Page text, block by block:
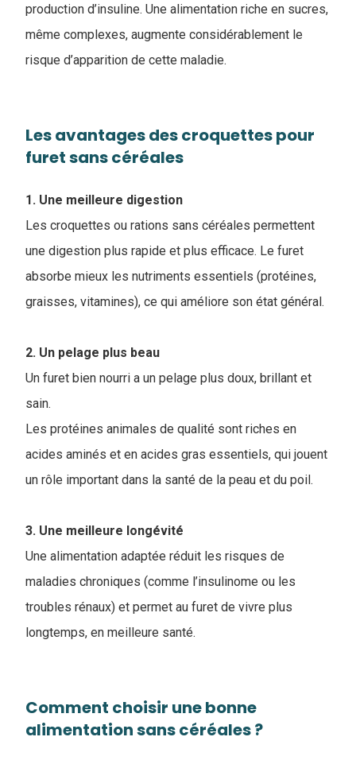
production d’insuline. Une alimentation riche en sucres,
même complexes, augmente considérablement le
risque d’apparition de cette maladie.
Les avantages des ​croquettes pour
furet sans céréales
1. Une meilleure digestion
Les croquettes ou rations sans céréales permettent
une digestion plus rapide et plus efficace. Le furet
absorbe mieux les nutriments essentiels (protéines,
graisses, vitamines), ce qui améliore son état général.
2. Un pelage plus beau
Un furet bien nourri a un pelage plus doux, brillant et
sain.
Les protéines animales de qualité sont riches en
acides aminés et en acides gras essentiels, qui jouent
un rôle important dans la santé de la peau et du poil.
3. Une meilleure longévité
Une alimentation adaptée réduit les risques de
maladies chroniques (comme l’insulinome ou les
troubles rénaux) et permet au furet de vivre plus
longtemps, en meilleure santé.
Comment choisir une bonne
alimentation sans céréales ?